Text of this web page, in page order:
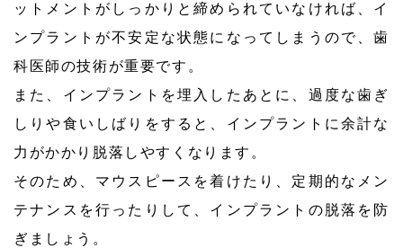
ットメントがしっかりと締められていなければ、イ
ンプラントが不安定な状態になってしまうので、歯
科医師の技術が重要です。
また、インプラントを埋入したあとに、過度な歯ぎ
しりや食いしばりをすると、インプラントに余計な
力がかかり脱落しやすくなります。
そのため、マウスピースを着けたり、定期的なメン
テナンスを行ったりして、インプラントの脱落を防
ぎましょう。